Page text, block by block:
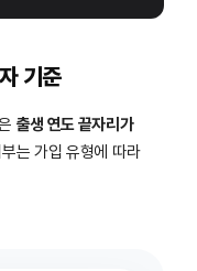
기준
출생 연도 끝자리가
는 가입 유형에 따라